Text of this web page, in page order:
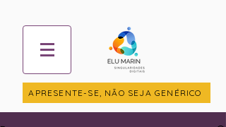
APRESENTE-SE, NÃO SEJA GENÉRICO